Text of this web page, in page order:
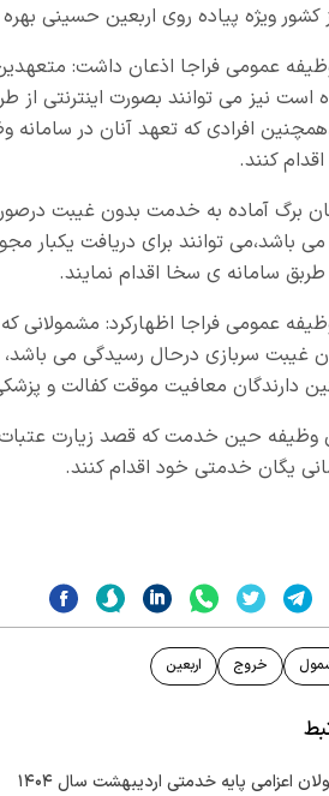
کشور ویژه پیاده روی اربعین حسینی
عمومی فراجا اذعان داشت:
نیز می توانند بصورت اینترنتی از
افرادی که تعهد آنان در
برگ آماده به خدمت بدون غیبت
باشد،می توانند برای دریافت یکبار
سامانه ی سخا اقدام نمایند.
عمومی فراجا اظهارکرد: مشمولانی
غیبت سربازی درحال رسیدگی می باشد،
دارندگان معافیت موقت کفالت و
وظیفه حین خدمت که قصد زیارت عتبات
یگان خدمتی خود اقدام کنند.
خروج اربعین
اعزامی پایه خدمتی اردیبهشت سال ۱۴۰۴